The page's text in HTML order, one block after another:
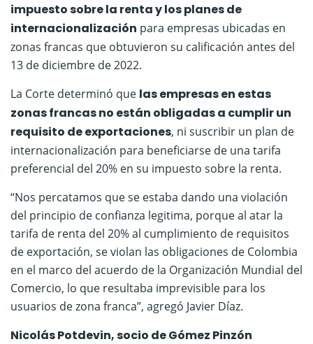
impuesto sobre la renta y los planes de
internacionalización para empresas ubicadas en
zonas francas que obtuvieron su calificación antes del
13 de diciembre de 2022.
La Corte determinó que las empresas en estas
zonas francas no están obligadas a cumplir un
requisito de exportaciones, ni suscribir un plan de
internacionalización para beneficiarse de una tarifa
preferencial del 20% en su impuesto sobre la renta.
“Nos percatamos que se estaba dando una violación
del principio de confianza legitima, porque al atar la
tarifa de renta del 20% al cumplimiento de requisitos
de exportación, se violan las obligaciones de Colombia
en el marco del acuerdo de la Organización Mundial del
Comercio, lo que resultaba imprevisible para los
usuarios de zona franca”, agregó Javier Díaz.
Nicolás Potdevin, socio de Gómez Pinzón